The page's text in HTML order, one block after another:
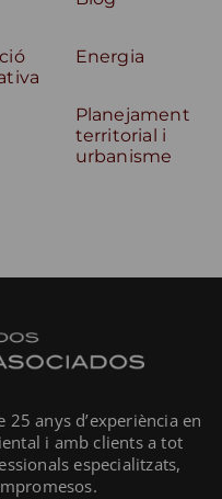
Energia
Planejament
territorial i
urbanisme
anys d’experiència en
i amb clients a tot
especialitzats,